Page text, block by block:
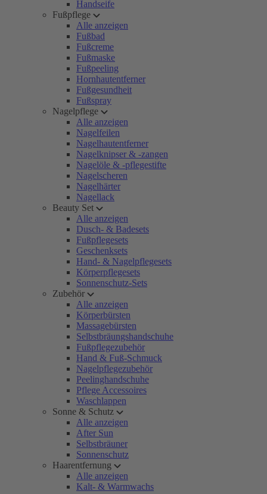
Handseife
Fußpflege
Alle anzeigen
Fußbad
Fußcreme
Fußmaske
Fußpeeling
Hornhautentferner
Fußgesundheit
Fußspray
Nagelpflege
Alle anzeigen
Nagelfeilen
Nagelhautentferner
Nagelknipser & -zangen
Nagelöle & -pflegestifte
Nagelscheren
Nagelhärter
Nagellack
Beauty Set
Alle anzeigen
Dusch- & Badesets
Fußpflegesets
Geschenksets
Hand- & Nagelpflegesets
Körperpflegesets
Sonnenschutz-Sets
Zubehör
Alle anzeigen
Körperbürsten
Massagebürsten
Selbstbräungshandschuhe
Fußpflegezubehör
Hand & Fuß-Schmuck
Nagelpflegezubehör
Peelinghandschuhe
Pflege Accessoires
Waschlappen
Sonne & Schutz
Alle anzeigen
After Sun
Selbstbräuner
Sonnenschutz
Haarentfernung
Alle anzeigen
Kalt- & Warmwachs